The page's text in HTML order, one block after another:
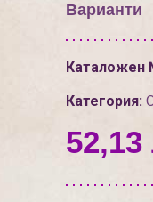
Варианти
Каталожен
Категория:
52,13